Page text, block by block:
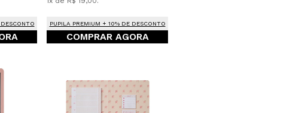
PUPILA PREMIUM + 10% DE DESCONTO
COMPRAR AGORA